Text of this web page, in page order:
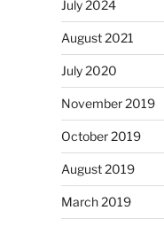
July 2024
August 2021
July 2020
November 2019
October 2019
August 2019
March 2019